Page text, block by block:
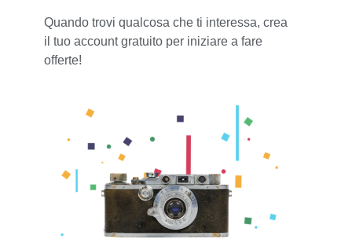
Quando trovi qualcosa che ti interessa, crea
il tuo account gratuito per iniziare a fare
offerte!